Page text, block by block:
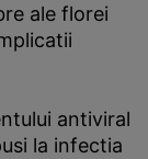
ale florei
antiviral
la infectia